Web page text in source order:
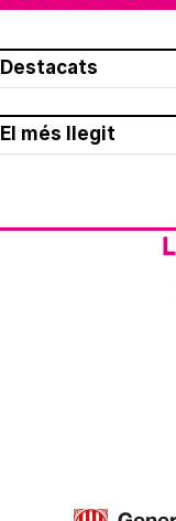
Destacats
El més llegit